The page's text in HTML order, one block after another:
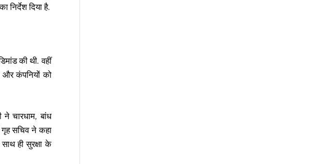
निर्देश दिया है.
की थी. वहीं
और कंपनियों को
ने चारधाम, बांध
गृह सचिव ने कहा
ही सुरक्षा के